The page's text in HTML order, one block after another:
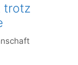
trotz